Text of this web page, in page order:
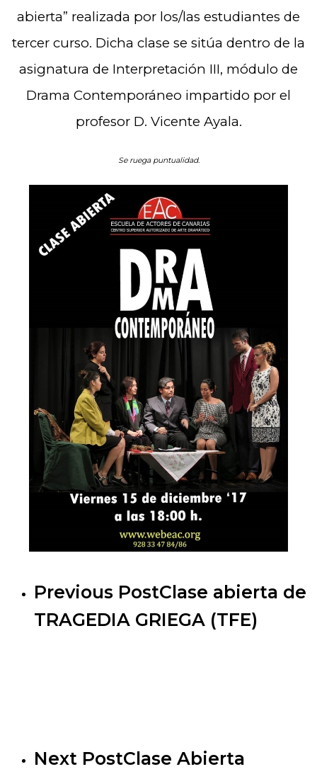
abierta” realizada por los/las estudiantes de
tercer curso. Dicha clase se sitúa dentro de la
asignatura de Interpretación III, módulo de
Drama Contemporáneo impartido por el
profesor D. Vicente Ayala.
Se ruega puntualidad.
Previous PostClase abierta de
TRAGEDIA GRIEGA (TFE)
Next PostClase Abierta